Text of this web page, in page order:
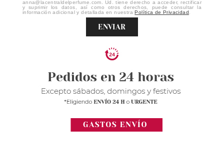
anna@lacentraldelperfume.com. Ud. tiene derecho a acceder, rectificar
y suprimir los datos, así como otros derechos, puede consultar la
información adicional y detallada en nuestraPolítica de Privacidad
ENVIAR